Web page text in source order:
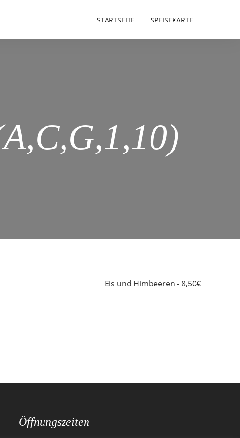
STARTSEITE SPEISEKARTE
Eis und Himbeeren - 8,50€
Öffnungszeiten